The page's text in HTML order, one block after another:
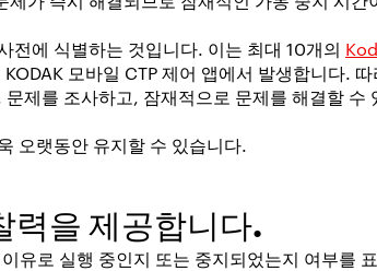
전에 식별하는 것입니다. 이는 최대 10개의
모바일 CTP 제어 앱에서 발생합니다.
제를 조사하고, 잠재적으로 문제를 해결할 수
오랫동안 유지할 수 있습니다.
력을 제공합니다.
유로 실행 중인지 또는 중지되었는지 여부를